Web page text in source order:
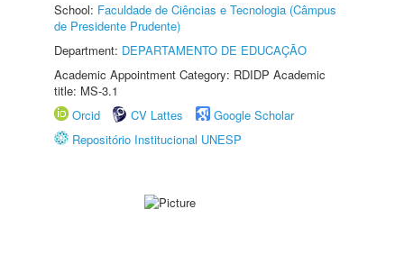
School: Faculdade de Ciências e Tecnologia (Câmpus
de Presidente Prudente)
Department: DEPARTAMENTO DE EDUCAÇÃO
Academic Appointment Category: RDIDP Academic
title: MS-3.1
Orcid
CV Lattes
Google Scholar
Repositório Institucional UNESP